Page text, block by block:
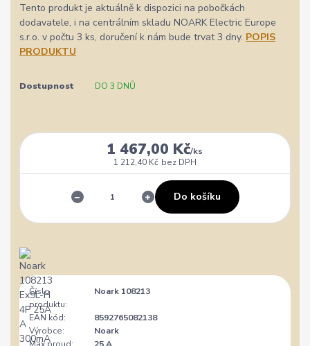
Tento produkt je aktuálně k dispozici na pobočkách
dodavatele, i na centrálním skladu NOARK Electric Europe
s.r.o. v počtu 3 ks, doručení k nám bude trvat 3 dny. POPIS
PRODUKTU
Dostupnost DO 3 DNŮ
1 467,00 Kč/ks
1 212,40 Kč bez DPH
Do košíku
Číslo
produktu:
Noark 108213
EAN kód:
8592765082138
Výrobce:
Noark